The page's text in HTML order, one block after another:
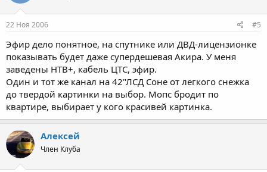
22 Ноя 2006 #5
Эфир дело понятное, на спутнике или ДВД-лицензионке
показывать будет даже супердешевая Акира. У меня
заведены НТВ+, кабель ЦТС, эфир.
Один и тот же канал на 42"ЛСД Соне от легкого снежка
до твердой картинки на выбор. Мопс бродит по
квартире, выбирает у кого красивей картинка.
Алексей
Член Клуба